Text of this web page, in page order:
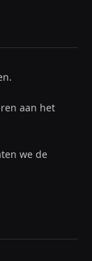
aan het
we de